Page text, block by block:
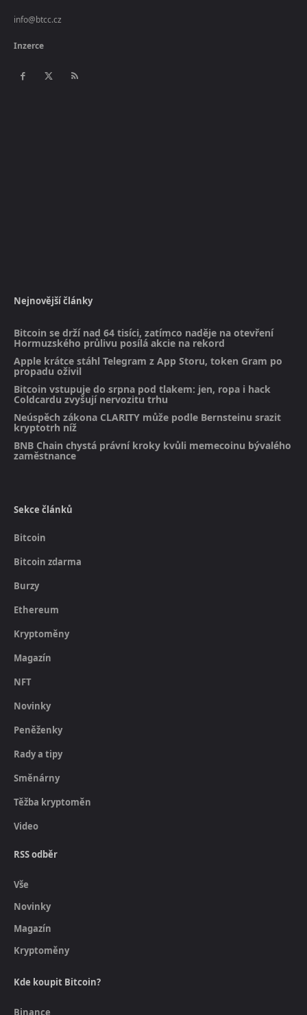
info@btcc.cz
Inzerce
Nejnovější články
Bitcoin se drží nad 64 tisíci, zatímco naděje na otevření
Hormuzského průlivu posílá akcie na rekord
Apple krátce stáhl Telegram z App Storu, token Gram po
propadu oživil
Bitcoin vstupuje do srpna pod tlakem: jen, ropa i hack
Coldcardu zvyšují nervozitu trhu
Neúspěch zákona CLARITY může podle Bernsteinu srazit
kryptotrh níž
BNB Chain chystá právní kroky kvůli memecoinu bývalého
zaměstnance
Sekce článků
Bitcoin
Bitcoin zdarma
Burzy
Ethereum
Kryptoměny
Magazín
NFT
Novinky
Peněženky
Rady a tipy
Směnárny
Těžba kryptoměn
Video
RSS odběr
Vše
Novinky
Magazín
Kryptoměny
Kde koupit Bitcoin?
Binance